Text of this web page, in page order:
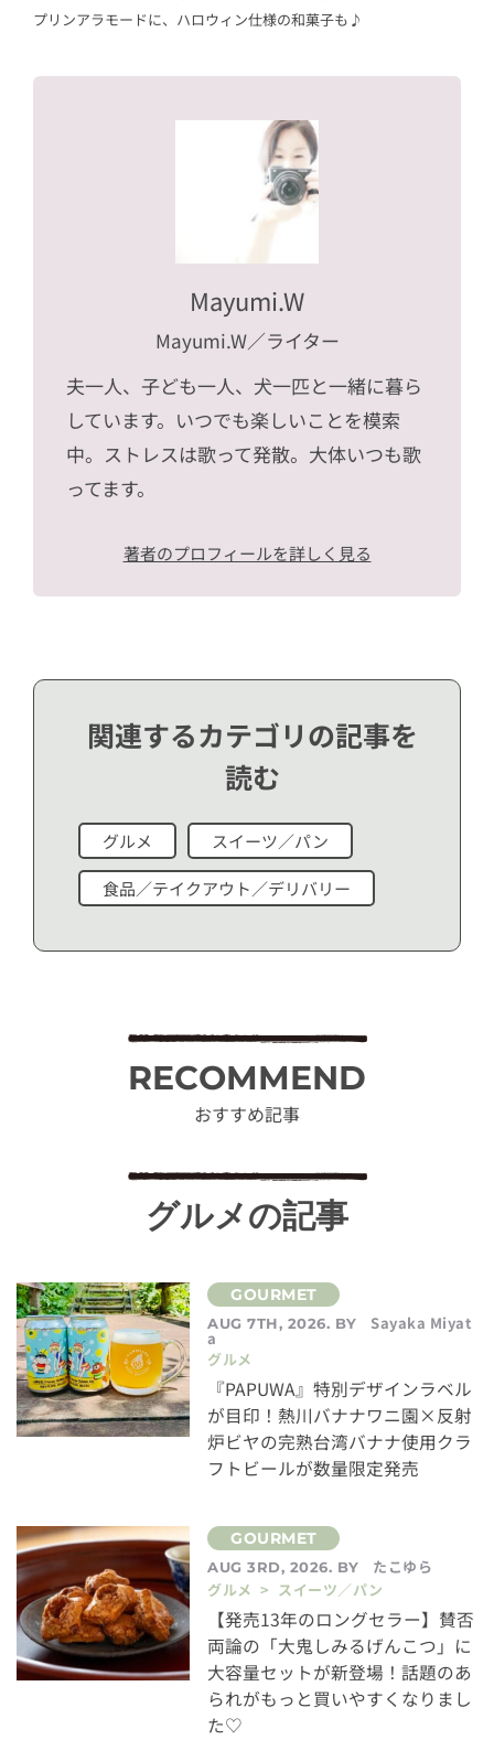
プリンアラモードに、ハロウィン仕様の和菓子も♪
Mayumi.W
Mayumi.W／ライター
夫一人、子ども一人、犬一匹と一緒に暮ら
しています。いつでも楽しいことを模索
中。ストレスは歌って発散。大体いつも歌
ってます。
著者のプロフィールを詳しく見る
関連するカテゴリの記事を
読む
グルメ スイーツ／パン
食品／テイクアウト／デリバリー
RECOMMEND
おすすめ記事
グルメの記事
AUG 7TH, 2026. BY Sayaka Miyat
a
グルメ
『PAPUWA』特別デザインラベル
が目印！熱川バナナワニ園×反射
炉ビヤの完熟台湾バナナ使用クラ
フトビールが数量限定発売
AUG 3RD, 2026. BY
たこゆら
グルメ > スイーツ／パン
【発売13年のロングセラー】賛否
両論の「大鬼しみるげんこつ」に
大容量セットが新登場！話題のあ
られがもっと買いやすくなりまし
た♡